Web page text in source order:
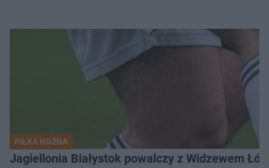
PIŁKA NOŻNA
Jagiellonia Białystok powalczy z Widzewem